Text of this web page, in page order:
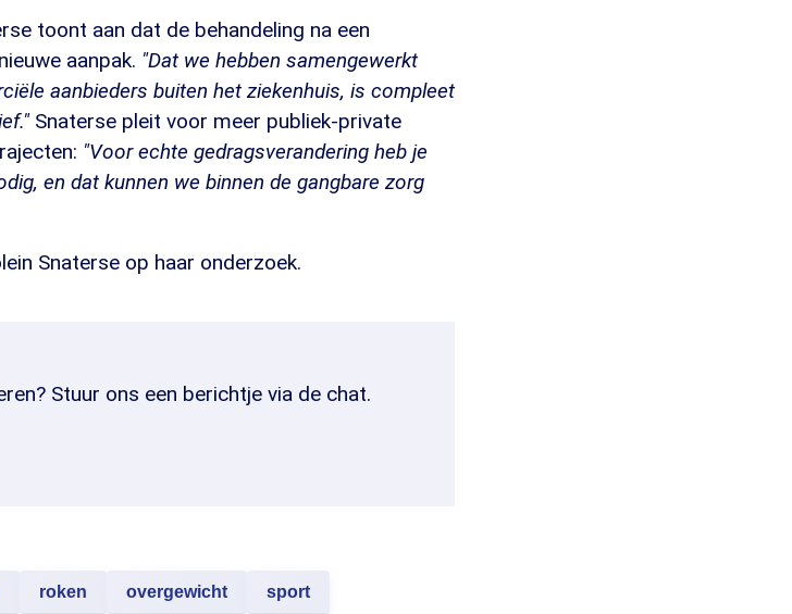
toont aan dat de behandeling na een
aanpak. "Dat we hebben samengewerkt
aanbieders buiten het ziekenhuis, is compleet
Snaterse pleit voor meer publiek-private
"Voor echte gedragsverandering heb je
en dat kunnen we binnen de gangbare zorg
Snaterse op haar onderzoek.
Stuur ons een berichtje via de chat.
roken overgewicht sport